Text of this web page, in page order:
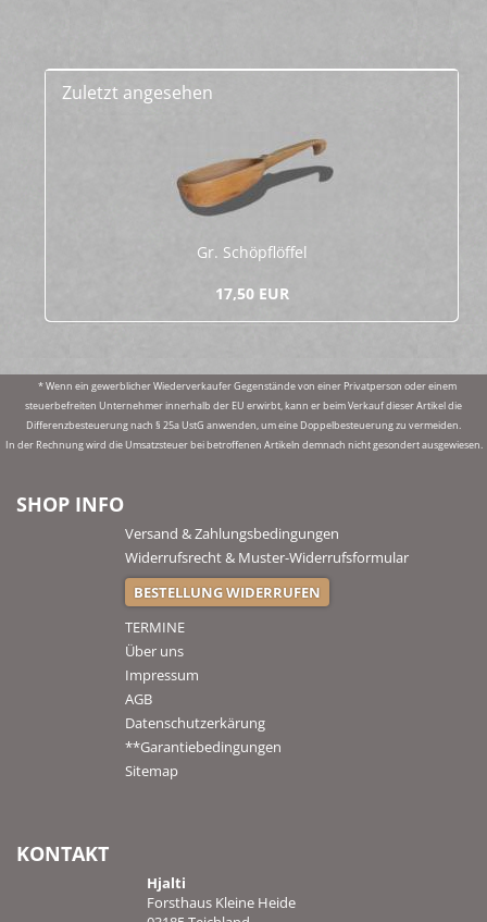
Zuletzt angesehen
Gr. Schöpf­löf­fel
17,50 EUR
* Wenn ein gewerblicher Wiederverkaufer Gegenstände von einer Privatperson oder einem
steuerbefreiten Unternehmer innerhalb der EU erwirbt, kann er beim Verkauf dieser Artikel die
Differenzbesteuerung nach § 25a UstG anwenden, um eine Doppelbesteuerung zu vermeiden.
In der Rechnung wird die Umsatzsteuer bei betroffenen Artikeln demnach nicht gesondert ausgewiesen.
SHOP INFO
Versand & Zahlungsbedingungen
Widerrufsrecht & Muster-Widerrufsformular
BESTELLUNG WIDERRUFEN
TERMINE
Über uns
Impressum
AGB
Datenschutzerkärung
**Garantiebedingungen
Sitemap
KONTAKT
Hjalti
Forsthaus Kleine Heide